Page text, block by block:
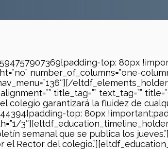
top: 80px
number_of_columns=”one-
title_tag=”” text_tag=””
colegio garantizará la fluidez de
top: 80px
semanal que se publica los
Rector del